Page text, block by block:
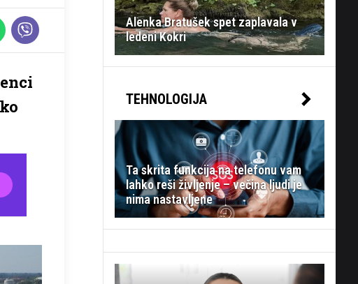
Alenka Bratušek spet zaplavala v
ledeni Kokri
TEHNOLOGIJA
Ta skrita funkcija na telefonu vam
lahko reši življenje – večina ljudi je
nima nastavljene